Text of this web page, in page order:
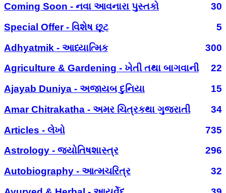
Coming Soon - નવા આવનારા પુસ્તકો
30
Special Offer - વિશેષ છૂટ
5
Adhyatmik - આધ્યાત્મિક
300
Agriculture & Gardening - ખેતી તથા બાગવાની
22
Ajayab Duniya - અજાયબ દુનિયા
15
Amar Chitrakatha - અમર ચિત્રકથા ગુજરાતી
34
Articles - લેખો
735
Astrology - જ્યોતિષશાસ્ત્ર
296
Autobiography - આત્મચરિત્ર
32